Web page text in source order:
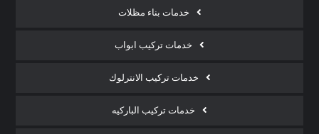
خدمات بناء مظلات
خدمات تركيب ابواب
خدمات تركيب الانترلوك
خدمات تركيب الباركيه